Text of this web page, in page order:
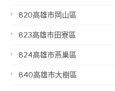
820高雄市岡山區
823高雄市田寮區
824高雄市燕巢區
840高雄市大樹區